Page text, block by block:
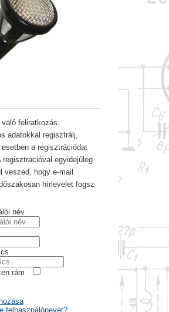
való feliratkozás.
adatokkal regisztrálj,
a regisztrációdat
regisztrációval egyidejűleg
veszed, hogy e-mail
hírlevelet fogsz
név
rám
felhasználónevét?